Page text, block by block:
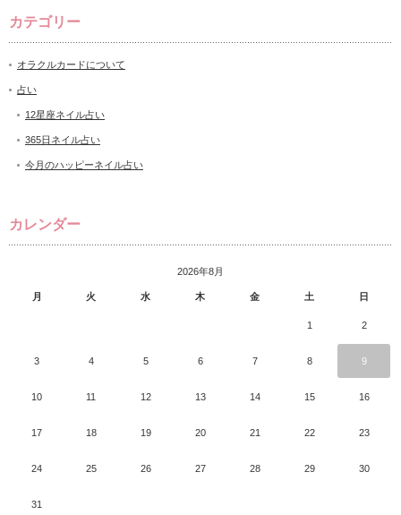
カテゴリー
オラクルカードについて
占い
12星座ネイル占い
365日ネイル占い
今月のハッピーネイル占い
カレンダー
2026年8月
月 火 水 木 金 土 日
1 2
3 4 5 6 7 8 9
10 11 12 13 14 15 16
17 18 19 20 21 22 23
24 25 26 27 28 29 30
31